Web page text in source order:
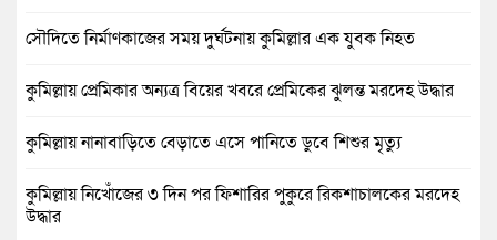
সৌদিতে নির্মাণকাজের সময় দুর্ঘটনায় কুমিল্লার এক যুবক নিহত
কুমিল্লায় প্রেমিকার অন্যত্র বিয়ের খবরে প্রেমিকের ঝুলন্ত মরদেহ উদ্ধার
কুমিল্লায় নানাবাড়িতে বেড়াতে এসে পানিতে ডুবে শিশুর মৃত্যু
কুমিল্লায় নিখোঁজের ৩ দিন পর ফিশারির পুকুরে রিকশাচালকের মরদেহ
উদ্ধার